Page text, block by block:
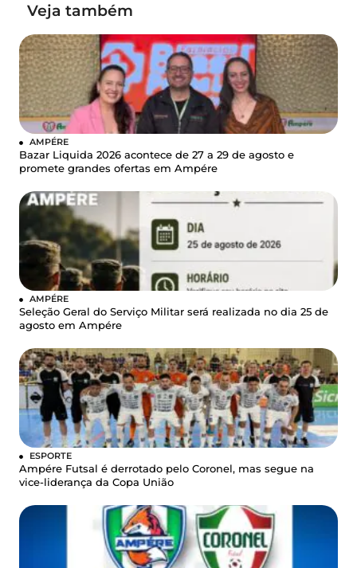
Veja também
AMPÉRE
Bazar Liquida 2026 acontece de 27 a 29 de agosto e
promete grandes ofertas em Ampére
AMPÉRE
Seleção Geral do Serviço Militar será realizada no dia 25 de
agosto em Ampére
ESPORTE
Ampére Futsal é derrotado pelo Coronel, mas segue na
vice-liderança da Copa União